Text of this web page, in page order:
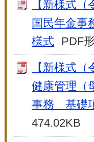
【新様式
国民年金
様式
PDF
【新様式
健康管理（
事務 基礎
474.02KB